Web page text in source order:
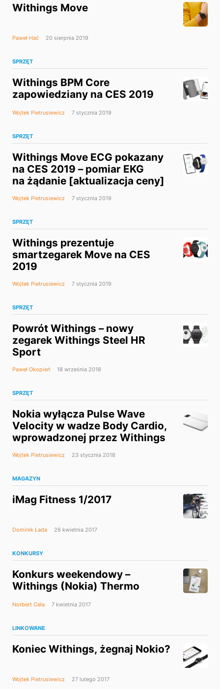
Withings Move
Paweł Hać 20 sierpnia 2019
SPRZĘT
Withings BPM Core
zapowiedziany na CES 2019
Wojtek Pietrusiewicz 7 stycznia 2019
SPRZĘT
Withings Move ECG pokazany
na CES 2019 – pomiar EKG
na żądanie [aktualizacja ceny]
Wojtek Pietrusiewicz 7 stycznia 2019
SPRZĘT
Withings prezentuje
smartzegarek Move na CES
2019
Wojtek Pietrusiewicz 7 stycznia 2019
SPRZĘT
Powrót Withings – nowy
zegarek Withings Steel HR
Sport
Paweł Okopień 18 września 2018
SPRZĘT
Nokia wyłącza Pulse Wave
Velocity w wadze Body Cardio,
wprowadzonej przez Withings
Wojtek Pietrusiewicz 23 stycznia 2018
MAGAZYN
iMag Fitness 1/2017
Dominik Łada 26 kwietnia 2017
KONKURSY
Konkurs weekendowy –
Withings (Nokia) Thermo
Norbert Cała 7 kwietnia 2017
LINKOWANE
Koniec Withings, żegnaj Nokio?
Wojtek Pietrusiewicz 27 lutego 2017